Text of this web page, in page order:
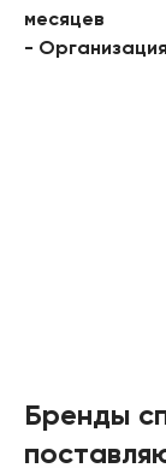
месяцев
-
Бренды